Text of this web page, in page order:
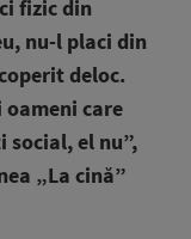
fizic din
nu-l placi din
deloc.
care
social, el nu”,
„La cină”